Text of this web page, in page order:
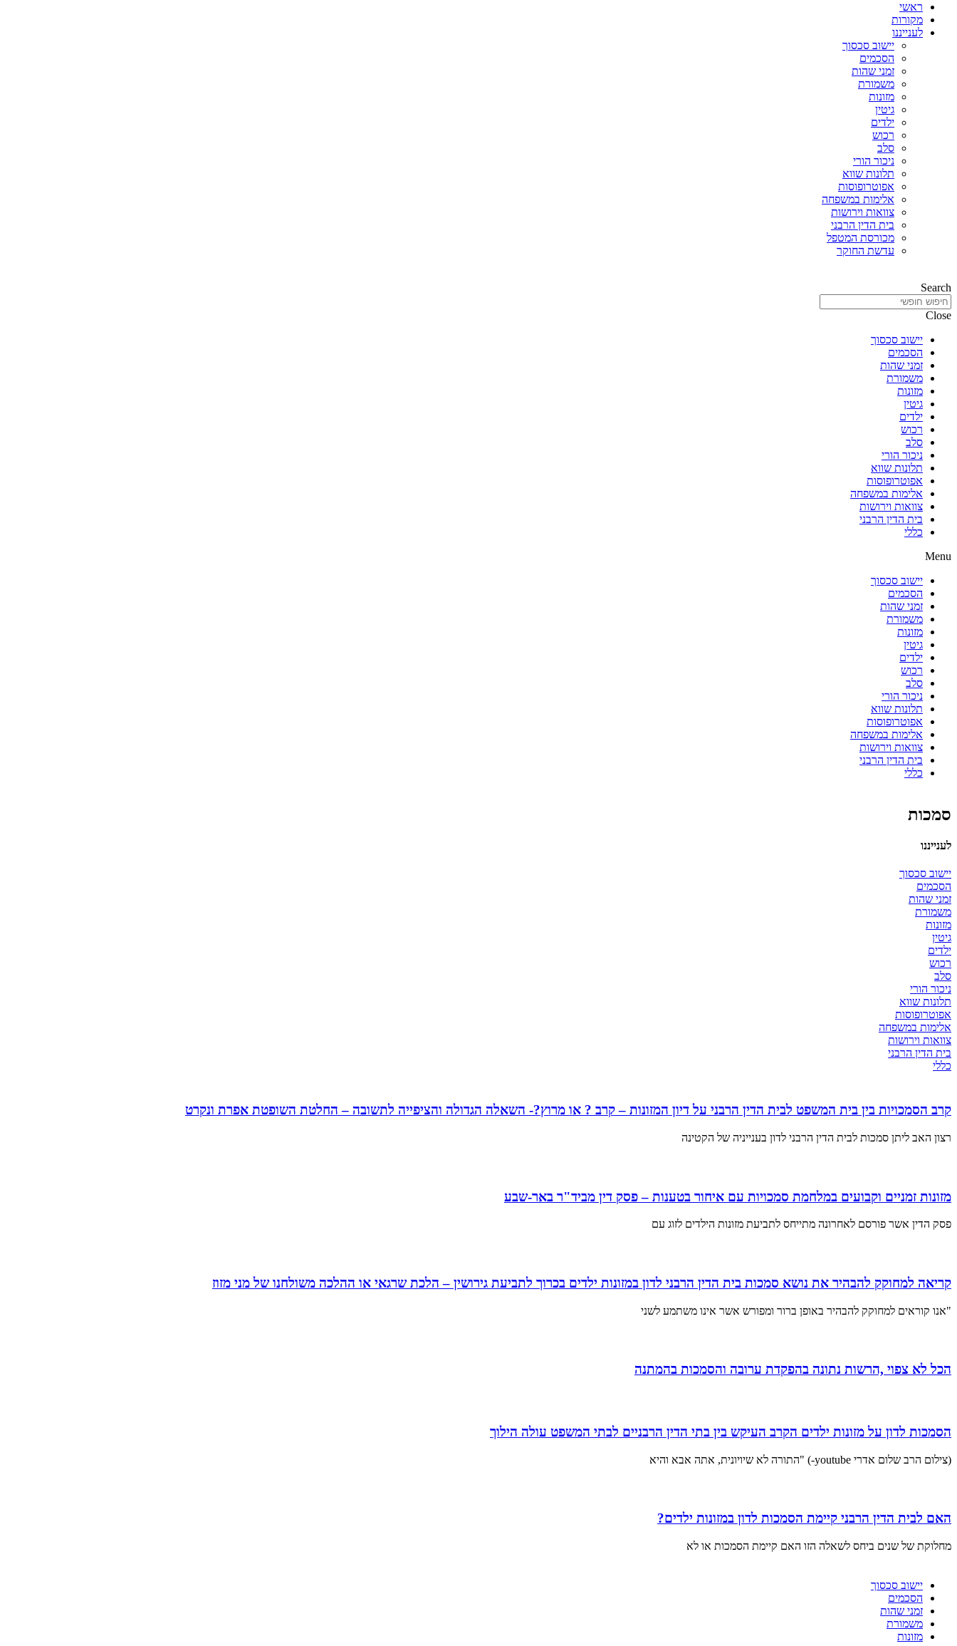
ראשי
מקורות
לענייננו
יישוב סכסוך
הסכמים
זמני שהות
משמורת
מזונות
גיטין
ילדים
רכוש
סלב
ניכור הורי
תלונות שווא
אפוטרופוסות
אלימות במשפחה
צוואות וירושות
בית הדין הרבני
מכורסת המטפל
עדשת החוקר
Search
Close
יישוב סכסוך
הסכמים
זמני שהות
משמורת
מזונות
גיטין
ילדים
רכוש
סלב
ניכור הורי
תלונות שווא
אפוטרופוסות
אלימות במשפחה
צוואות וירושות
בית הדין הרבני
כללי
Menu
יישוב סכסוך
הסכמים
זמני שהות
משמורת
מזונות
גיטין
ילדים
רכוש
סלב
ניכור הורי
תלונות שווא
אפוטרופוסות
אלימות במשפחה
צוואות וירושות
בית הדין הרבני
כללי
סמכות
לענייננו
יישוב סכסוך
הסכמים
זמני שהות
משמורת
מזונות
גיטין
ילדים
רכוש
סלב
ניכור הורי
תלונות שווא
אפוטרופוסות
אלימות במשפחה
צוואות וירושות
בית הדין הרבני
כללי
קרב הסמכויות בין בית המשפט לבית הדין הרבני על דיון המזונות – קרב ? או מרוץ?- השאלה הגדולה והציפייה לתשובה – החלטת השופטת אפרת ונקרט
רצון האב ליתן סמכות לבית הדין הרבני לדון בענייניה של הקטינה
מזונות זמניים וקבועים במלחמת סמכויות עם איחור בטענות – פסק דין מביד"ר באר-שבע
פסק הדין אשר פורסם לאחרונה מתייחס לתביעת מזונות הילדים לזוג עם
קריאה למחוקק להבהיר את נושא סמכות בית הדין הרבני לדון במזונות ילדים בכרוך לתביעת גירושין – הלכת שרגאי או ההלכה משולחנו של מני מזוז
"אנו קוראים למחוקק להבהיר באופן ברור ומפורש אשר אינו משתמע לשני
הכל לא צפוי ,הרשות נתונה בהפקדת ערובה והסמכות בהמתנה
הסמכות לדון על מזונות ילדים הקרב העיקש בין בתי הדין הרבניים לבתי המשפט עולה הילוך
(צילום הרב שלום אדרי youtube-) "התורה לא שיויונית, אתה אבא והיא
האם לבית הדין הרבני קיימת הסמכות לדון במזונות ילדים?
מחלוקת של שנים ביחס לשאלה הזו האם קיימת הסמכות או לא
יישוב סכסוך
הסכמים
זמני שהות
משמורת
מזונות